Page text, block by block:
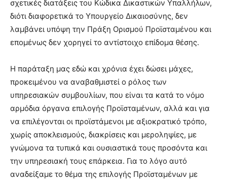
σχετικές διατάξεις του Κώδικα Δικαστικών Υπαλλήλων,
διότι διαφορετικά το Υπουργείο Δικαιοσύνης, δεν
λαμβάνει υπόψη την Πράξη Ορισμού Προϊσταμένου και
επομένως δεν χορηγεί το αντίστοιχο επίδομα θέσης.
Η παράταξη μας εδώ και χρόνια έχει δώσει μάχες,
προκειμένου να αναβαθμιστεί ο ρόλος των
υπηρεσιακών συμβουλίων, που είναι τα κατά το νόμο
αρμόδια όργανα επιλογής Προϊσταμένων, αλλά και για
να επιλέγονται οι προϊστάμενοι με αξιοκρατικό τρόπο,
χωρίς αποκλεισμούς, διακρίσεις και μεροληψίες, με
γνώμονα τα τυπικά και ουσιαστικά τους προσόντα και
την υπηρεσιακή τους επάρκεια. Για το λόγο αυτό
αναδείξαμε το θέμα της επιλογής Προϊσταμένων με